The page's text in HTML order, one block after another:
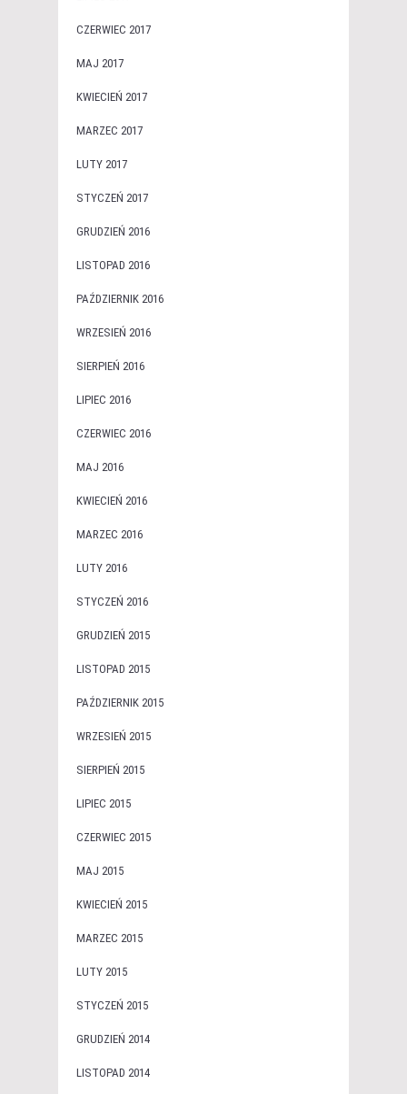
CZERWIEC 2017
MAJ 2017
KWIECIEŃ 2017
MARZEC 2017
LUTY 2017
STYCZEŃ 2017
GRUDZIEŃ 2016
LISTOPAD 2016
PAŹDZIERNIK 2016
WRZESIEŃ 2016
SIERPIEŃ 2016
LIPIEC 2016
CZERWIEC 2016
MAJ 2016
KWIECIEŃ 2016
MARZEC 2016
LUTY 2016
STYCZEŃ 2016
GRUDZIEŃ 2015
LISTOPAD 2015
PAŹDZIERNIK 2015
WRZESIEŃ 2015
SIERPIEŃ 2015
LIPIEC 2015
CZERWIEC 2015
MAJ 2015
KWIECIEŃ 2015
MARZEC 2015
LUTY 2015
STYCZEŃ 2015
GRUDZIEŃ 2014
LISTOPAD 2014